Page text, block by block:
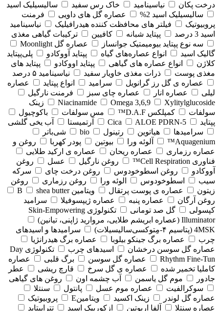
درخت پکان
نیاسینامید خاک رس سفید
سالیسیلیک اسید
سالیسیلیک اسید 2%
عصاره گل های داویی
فرمنت
پروبیوتیک
فیلتر های محافظت کننده هیدرافیلیک
نیاسینامید
اسید 3 درصد
پپتاید شبانه کافیین
ترکیبات گیاهی مغذی
سه نوع پپتاید بیومیمتیک جوانساز
عصاره گل Moonlight
گالیک اسید
انواع عصاره‌های گیاه پپتاید آووکادو
پلی‌پپتاید
کلاژن
انواع عصاره های گیاهی پپتاید اووکادو
پپتاید های
مغذی پوست
ذرات مغذی خاویار سفید
نیاسینامید ۵ درصد
عصاره ی گل رز گرانویل
سرامید انواع پپتاید
عصاره
لیلی
عصاره انار عصاره چای سبز
فرمنت نارگیل
Niacinamide
Omega 3,6,9 Xylitylglucoside
زینک
سولفات
کمپلکس D.A.F™ مس سولفات
باکوچیول
پپتاید
5-Cica
ALOE PDRN آرتمیستا
آب یخی گلشی
سرامیدها
هیاتوین رتینول bio
شی‌باتر
Aquagenium™
آلوئه ورا بیوتین پودر کهربا
روغن و
عصاره رزماری
عصاره ریحان
عصاره ی ارکید طلایی
فناوری Cell Respiration™
روغن نارگیل عسل
روغن
آووکادو
روغن اسطوخودوس روغن درخت چای
سرکه
سیب
اسطوخودوس الوئه ورا روغن رزماری
روغن
زیتون
عصاره ی پوست پرتقال ویتامین Bshea butter
روغن آرگان
عصاره پنبه عصاره ژیپسوفیلا
سرامید
کپسولی
گل صد تومانی
تکنولوژی Skin-Empowering
Illuminator (عصاره ابریشم طلایی، مروارید ژاپنی، تیانین)
4MSK (پتاسیم ۴‑مِتوکسی‌سالیسیلات)
سرامیدها و اسیدهای
چرب
عصاره برگ جینکو بیلوبا
عصاره برگ هیدرانژیا
عصاره گل سوسن درخشان
اسیدهای چرب
تکنولوژی Day
Rhythm Fine‑Tun
عصاره گل سوسن برگ قلبی
عصاره
کاملیا تخمیر شده
عصاره ی گل سرخ قارچ ریشی
عطر
جادور
موم گل یاسمن آب چشمه اون
روغن های گیاهی
سوکرالفیت
عصاره موم عسل پانتول
سنتلا
عصاره گل لوندر
زینک اکسید ویتامینE
پروبیوتیک
عصاره سنتلا
آلفا اربوتین ازکوربیک اسید تتراپپتاید